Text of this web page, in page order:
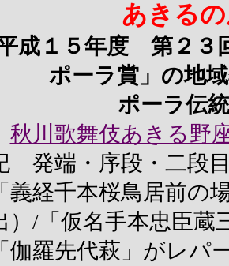
あきる
成１５年度 第２３
ポーラ賞」の地
ポーラ伝
秋川歌舞伎あきる野
発端・序段・二段
「義経千本桜鳥居前の
）/「仮名手本忠臣
「伽羅先代萩」がレパ